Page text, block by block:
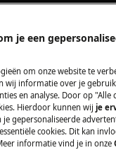
je een
om onze website te
wij informatie over je
en analyse. Door op "Alle
Hierdoor kunnen wij je
je gepersonaliseerde
cookies. Dit kan
informatie vind je in onze